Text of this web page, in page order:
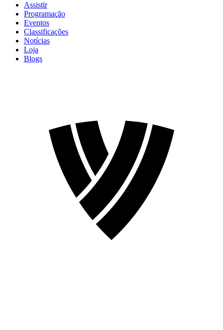
Assistir
Programação
Eventos
Classificações
Notícias
Loja
Blogs